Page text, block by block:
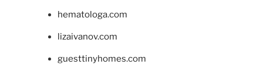
hematologa.com
lizaivanov.com
guesttinyhomes.com